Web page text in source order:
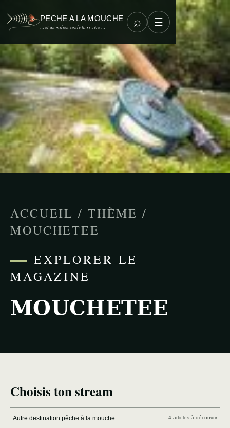
PECHE A LA MOUCHE
… et au milieu coule ta rivière … ⌕ ☰
ACCUEIL / THÈME /
MOUCHETEE
EXPLORER LE
MAGAZINE
MOUCHETEE
Choisis ton stream
Autre destination pêche à la mouche 4 articles à découvrir